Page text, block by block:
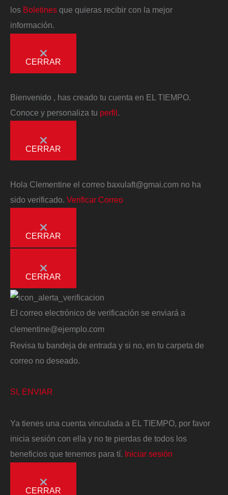
los Boletines que quieras recibir con la mejor
información.
CERRAR
Bienvenido
, has creado tu cuenta en EL TIEMPO.
Conoce y personaliza tu perfil
CERRAR
Hola Clementine el correo baxulaft@gmai.com no ha
sido verificado. Verificar Correo
CERRAR
CERRAR
El correo electrónico de verificación se enviará a
clementine@ejemplo.com
Revisa tu bandeja de entrada y si no, en tu carpeta de
correo no deseado.
SI, ENVIAR
Ya tienes una cuenta vinculada a EL TIEMPO, por favor
inicia sesión con ella y no te pierdas de todos los
beneficios que tenemos para tí. Iniciar sesión
CERRAR